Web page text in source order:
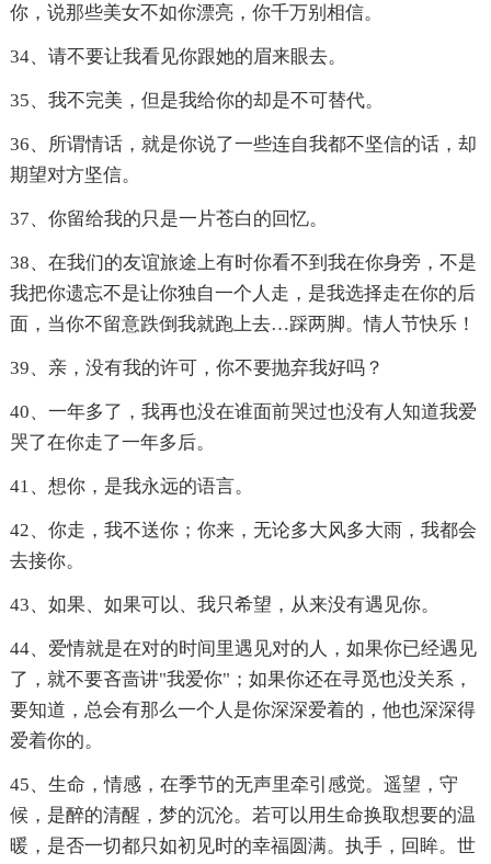
你，说那些美女不如你漂亮，你千万别相信。
34、请不要让我看见你跟她的眉来眼去。
35、我不完美，但是我给你的却是不可替代。
36、所谓情话，就是你说了一些连自我都不坚信的话，却
期望对方坚信。
37、你留给我的只是一片苍白的回忆。
38、在我们的友谊旅途上有时你看不到我在你身旁，不是
我把你遗忘不是让你独自一个人走，是我选择走在你的后
面，当你不留意跌倒我就跑上去…踩两脚。情人节快乐！
39、亲，没有我的许可，你不要抛弃我好吗？
40、一年多了，我再也没在谁面前哭过也没有人知道我爱
哭了在你走了一年多后。
41、想你，是我永远的语言。
42、你走，我不送你；你来，无论多大风多大雨，我都会
去接你。
43、如果、如果可以、我只希望，从来没有遇见你。
44、爱情就是在对的时间里遇见对的人，如果你已经遇见
了，就不要吝啬讲"我爱你"；如果你还在寻觅也没关系，
要知道，总会有那么一个人是你深深爱着的，他也深深得
爱着你的。
45、生命，情感，在季节的无声里牵引感觉。遥望，守
候，是醉的清醒，梦的沉沦。若可以用生命换取想要的温
暖，是否一切都只如初见时的幸福圆满。执手，回眸。世